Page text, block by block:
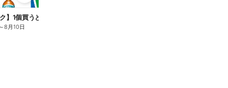
ク】1個買うと1個もらえる/麦茶
～8月10日